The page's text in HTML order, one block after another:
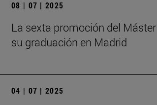
08 | 07 | 2025
La sexta promoción del
su graduación en Madrid
04 | 07 | 2025